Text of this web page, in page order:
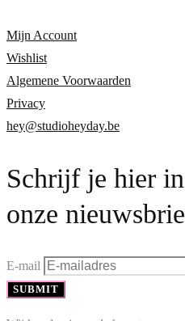
Mijn Account
Wishlist
Algemene Voorwaarden
Privacy
hey@studioheyday.be
Schrijf je hier
onze
E-mail
SUBMIT